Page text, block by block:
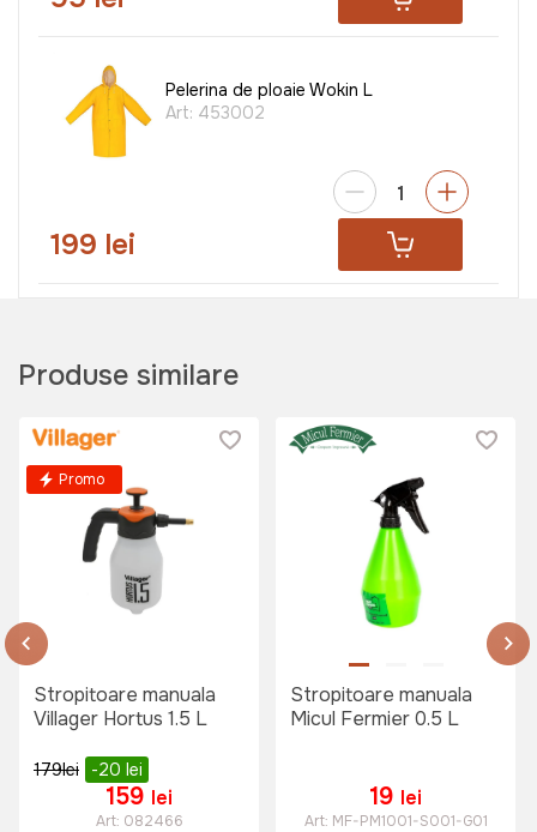
Pelerina de ploaie Wokin L
Art: 453002
199 lei
Art:TT-MP
169 lei
Produse similare
Promo
Stropitoare manuala
Villager Hortus 1.5 L
179lei -20 lei
159 lei
Art: 082466
Stropitoare manuala
Micul Fermier 0.5 L
19 lei
Art: MF-PM1001-S001-G01